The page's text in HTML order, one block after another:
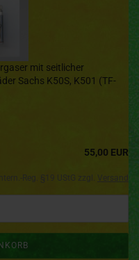
mit seitlicher
Sachs K50S, K501 (TF-
55,00 EUR
Versand